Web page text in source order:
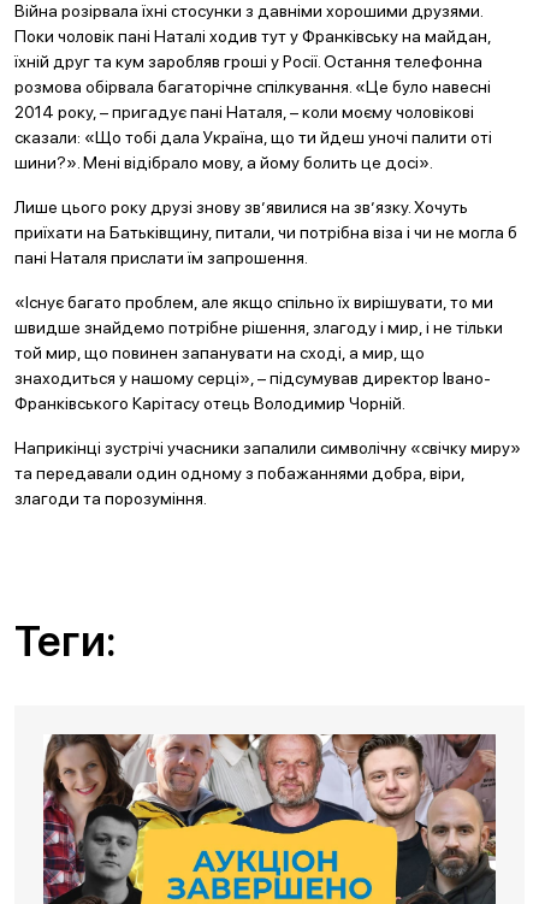
Війна розірвала їхні стосунки з давніми хорошими друзями.
Поки чоловік пані Наталі ходив тут у Франківську на майдан,
їхній друг та кум заробляв гроші у Росії. Остання телефонна
розмова обірвала багаторічне спілкування. «Це було навесні
2014 року, – пригадує пані Наталя, – коли моєму чоловікові
сказали: «Що тобі дала Україна, що ти йдеш уночі палити оті
шини?». Мені відібрало мову, а йому болить це досі».
Лише цього року друзі знову зв’явилися на зв’язку. Хочуть
приїхати на Батьківщину, питали, чи потрібна віза і чи не могла б
пані Наталя прислати їм запрошення.
«Існує багато проблем, але якщо спільно їх вирішувати, то ми
швидше знайдемо потрібне рішення, злагоду і мир, і не тільки
той мир, що повинен запанувати на сході, а мир, що
знаходиться у нашому серці», – підсумував директор Івано-
Франківського Карітасу отець Володимир Чорній.
Наприкінці зустрічі учасники запалили символічну «свічку миру»
та передавали один одному з побажаннями добра, віри,
злагоди та порозуміння.
Теги: